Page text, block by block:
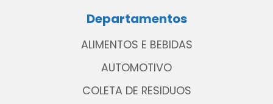
Departamentos
ALIMENTOS E BEBIDAS
AUTOMOTIVO
COLETA DE RESIDUOS